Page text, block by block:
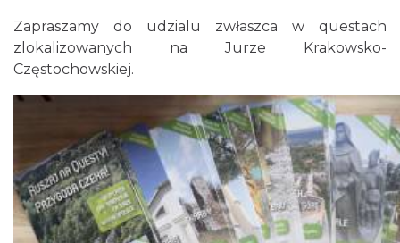
Zapraszamy do udzialu zwłaszca w questach
zlokalizowanych na Jurze Krakowsko-
Częstochowskiej.